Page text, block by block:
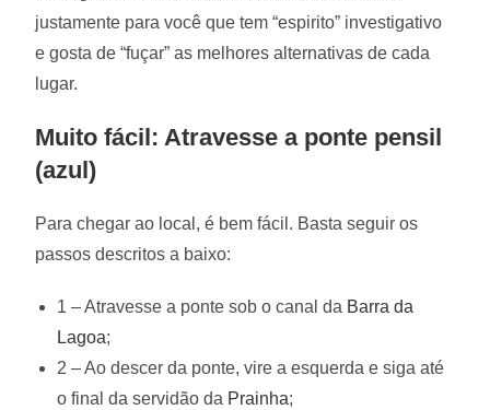
justamente para você que tem “espirito” investigativo
e gosta de “fuçar” as melhores alternativas de cada
lugar.
Muito fácil: Atravesse a ponte pensil
(azul)
Para chegar ao local, é bem fácil. Basta seguir os
passos descritos a baixo:
1 – Atravesse a ponte sob o canal da Barra da
Lagoa;
2 – Ao descer da ponte, vire a esquerda e siga até
o final da servidão da Prainha;